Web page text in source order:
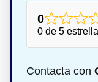
0
0 de 5
Contacta con